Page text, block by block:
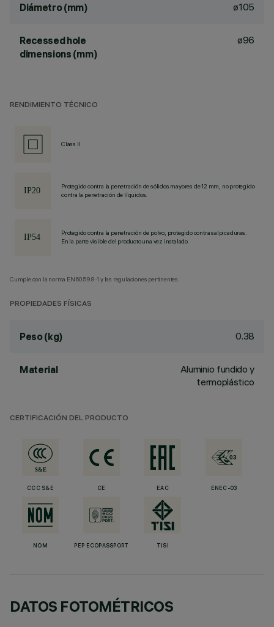
Diámetro (mm) ø105
Recessed hole
dimensions (mm)
ø96
RENDIMIENTO TÉCNICO
Class II
Protegido contra la penetración de sólidos mayores de 12 mm, no protegido
contra la penetración de líquidos.
Protegido contra la penetración de polvo, protegido contra salpicaduras.
En la parte visible del producto una vez instalado
Cumple con la norma EN60598-1 y las regulaciones pertinentes.
PROPIEDADES FÍSICAS
Peso (kg) 0.38
Material
Aluminio fundido y
termoplástico
CERTIFICACIÓN DEL PRODUCTO
CCC S&E CE EAC ENEC-03
NOM PEP ECOPASSPORT TISI
DATOS FOTOMÉTRICOS